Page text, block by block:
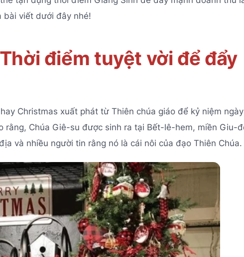
bài viết dưới đây nhé!
điểm tuyệt vời để đẩy
Christmas xuất phát từ Thiên chúa giáo để kỷ niệm
rằng, Chúa Giê-su được sinh ra tại Bết-lê-hem, miền Giu-
và nhiều người tin rằng nó là cái nôi của đạo Thiên Chúa.